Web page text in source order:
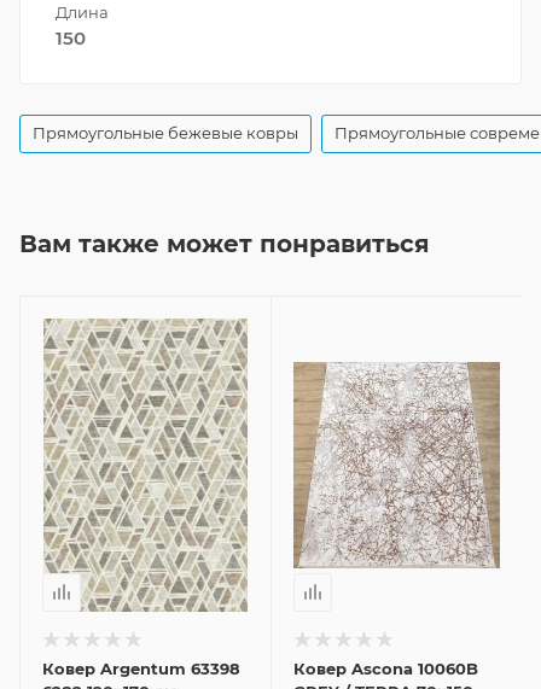
Длина
150
Прямоугольные бежевые ковры Прямоугольные
Вам также может понравиться
Ковер Argentum 63398
Ковер Ascona 10060B